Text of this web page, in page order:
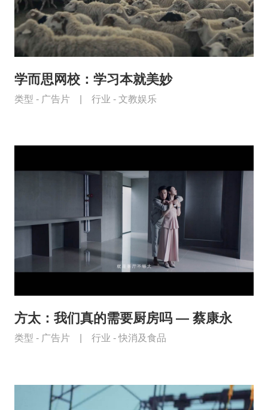
学而思网校：学习本就美妙
类型 - 广告片 行业 - 文教娱乐
方太：我们真的需要厨房吗 — 蔡康永
类型 - 广告片 行业 -快消及食品